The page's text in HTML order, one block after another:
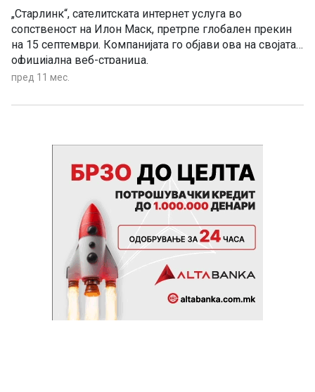
„Старлинк“, сателитската интернет услуга во
сопственост на Илон Маск, претрпе глобален прекин
на 15 септември. Компанијата го објави ова на својата
официјална веб-страница.
пред 11 мес.